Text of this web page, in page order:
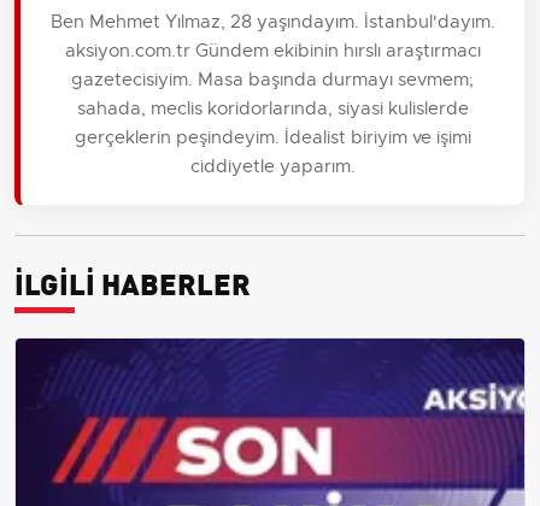
Ben Mehmet Yılmaz, 28 yaşındayım. İstanbul'dayım.
aksiyon.com.tr Gündem ekibinin hırslı araştırmacı
gazetecisiyim. Masa başında durmayı sevmem;
sahada, meclis koridorlarında, siyasi kulislerde
gerçeklerin peşindeyim. İdealist biriyim ve işimi
ciddiyetle yaparım.
İLGİLİ HABERLER